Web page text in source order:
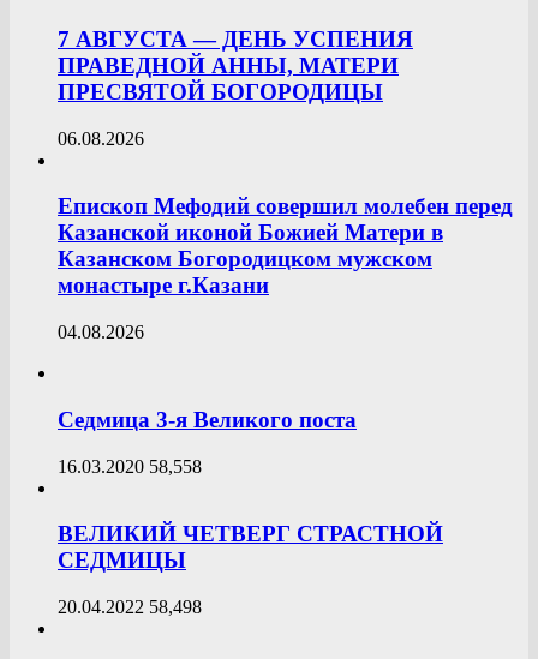
7 АВГУСТА — ДЕНЬ УСПЕНИЯ
ПРАВЕДНОЙ АННЫ, МАТЕРИ
ПРЕСВЯТОЙ БОГОРОДИЦЫ
06.08.2026
Епископ Мефодий совершил молебен перед
Казанской иконой Божией Матери в
Казанском Богородицком мужском
монастыре г.Казани
04.08.2026
Седмица 3-я Великого поста
16.03.2020 58,558
ВЕЛИКИЙ ЧЕТВЕРГ СТРАСТНОЙ
СЕДМИЦЫ
20.04.2022 58,498